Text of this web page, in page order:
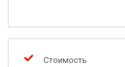
Стоимость